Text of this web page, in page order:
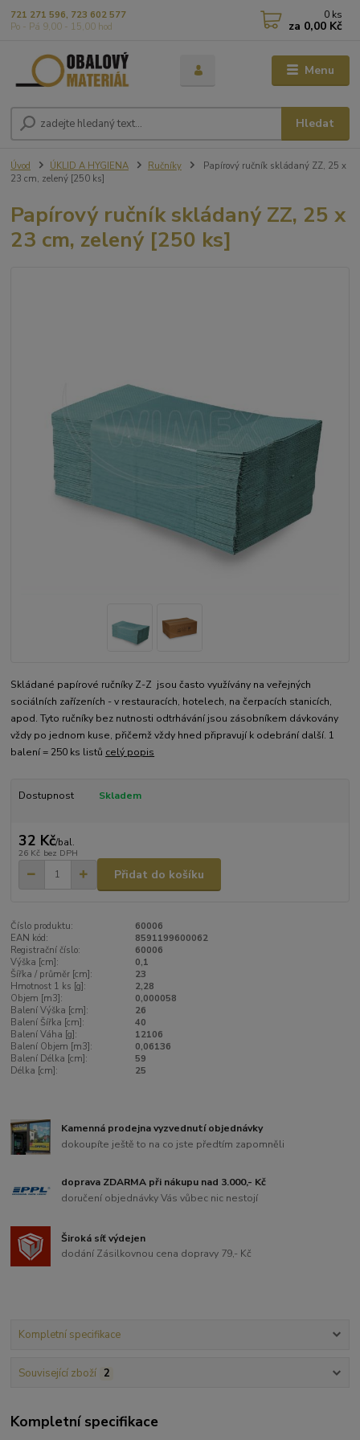
Menu
Hledat
721 271 596, 723 602 577
Po - Pá 9,00 - 15,00 hod
0 ks
za 0,00 Kč
Úvod ÚKLID A HYGIENA Ručníky
Papírový ručník skládaný ZZ, 25 x
23 cm, zelený [250 ks]
Papírový ručník skládaný ZZ, 25 x
23 cm, zelený [250 ks]
Skládané papírové ručníky Z-Z jsou často využívány na veřejných
sociálních zařízeních - v restauracích, hotelech, na čerpacích stanicích,
apod. Tyto ručníky bez nutnosti odtrhávání jsou zásobníkem dávkovány
vždy po jednom kuse, přičemž vždy hned připravují k odebrání další. 1
balení = 250 ks listů celý popis
Dostupnost Skladem
32 Kč/bal.
26 Kč bez DPH
Přidat do košíku
Číslo produktu:
60006
EAN kód:
8591199600062
Registrační číslo:
60006
Výška [cm]:
0,1
Šířka / průměr [cm]:
23
Hmotnost 1 ks [g]:
2,28
Objem [m3]:
0,000058
Balení Výška [cm]:
26
Balení Šířka [cm]:
40
Balení Váha [g]:
12106
Balení Objem [m3]:
0,06136
Balení Délka [cm]:
59
Délka [cm]:
25
Kamenná prodejna vyzvednutí objednávky
dokoupíte ještě to na co jste předtím zapomněli
doprava ZDARMA při nákupu nad 3.000,- Kč
doručení objednávky Vás vůbec nic nestojí
Široká síť výdejen
dodání Zásilkovnou cena dopravy 79,- Kč
Kompletní specifikace
Související zboží 2
Kompletní specifikace